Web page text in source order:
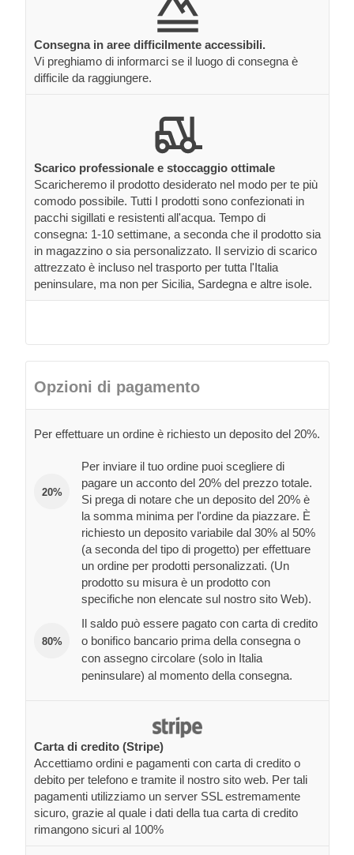
Consegna in aree difficilmente accessibili.
Vi preghiamo di informarci se il luogo di consegna è
difficile da raggiungere.
Scarico professionale e stoccaggio ottimale
Scaricheremo il prodotto desiderato nel modo per te più
comodo possibile. Tutti I prodotti sono confezionati in
pacchi sigillati e resistenti all'acqua. Tempo di
consegna: 1-10 settimane, a seconda che il prodotto sia
in magazzino o sia personalizzato. Il servizio di scarico
attrezzato è incluso nel trasporto per tutta l'Italia
peninsulare, ma non per Sicilia, Sardegna e altre isole.
Opzioni di pagamento
Per effettuare un ordine è richiesto un deposito del 20%.
20%
Per inviare il tuo ordine puoi scegliere di
pagare un acconto del 20% del prezzo totale.
Si prega di notare che un deposito del 20% è
la somma minima per l'ordine da piazzare. È
richiesto un deposito variabile dal 30% al 50%
(a seconda del tipo di progetto) per effettuare
un ordine per prodotti personalizzati. (Un
prodotto su misura è un prodotto con
specifiche non elencate sul nostro sito Web).
80%
Il saldo può essere pagato con carta di credito
o bonifico bancario prima della consegna o
con assegno circolare (solo in Italia
peninsulare) al momento della consegna.
Carta di credito (Stripe)
Accettiamo ordini e pagamenti con carta di credito o
debito per telefono e tramite il nostro sito web. Per tali
pagamenti utilizziamo un server SSL estremamente
sicuro, grazie al quale i dati della tua carta di credito
rimangono sicuri al 100%